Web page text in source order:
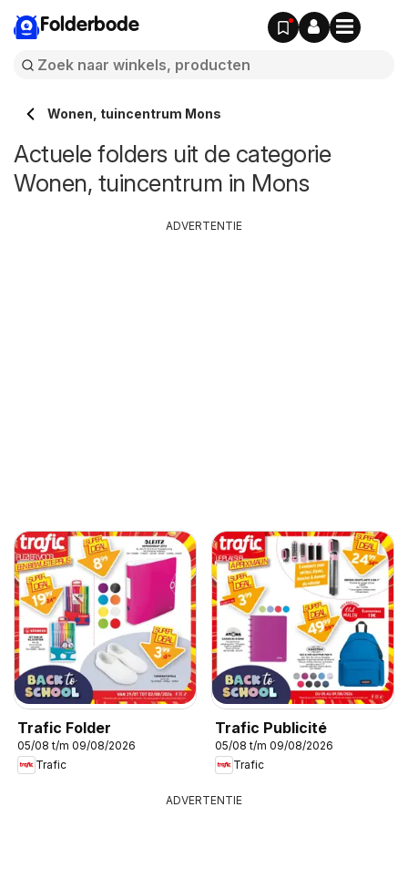
Folderbode
Wonen, tuincentrum Mons
Actuele folders uit de categorie
Wonen, tuincentrum in Mons
Trafic Folder
05/08 t/m 09/08/2026
Trafic
Trafic Publicité
05/08 t/m 09/08/2026
Trafic
ADVERTENTIE
ADVERTENTIE